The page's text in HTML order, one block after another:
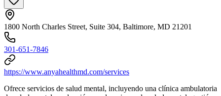
1800 North Charles Street, Suite 304, Baltimore, MD 21201
301-651-7846
https://www.anyahealthmd.com/services
Ofrece servicios de salud mental, incluyendo una clínica ambulatoria